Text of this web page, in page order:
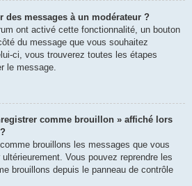
des messages à un modérateur ?
ont activé cette fonctionnalité, un bouton
du message que vous souhaitez
ci, vous trouverez toutes les étapes
le message.
comme brouillon » affiché lors
comme brouillons les messages que vous
Vous pouvez reprendre les
brouillons depuis le panneau de contrôle